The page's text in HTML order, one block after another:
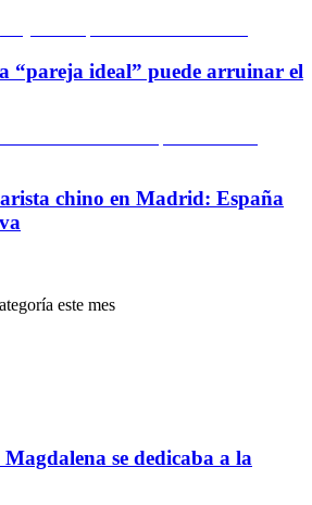
“pareja ideal” puede arruinar el
chino en Madrid: España
este mes
se dedicaba a la